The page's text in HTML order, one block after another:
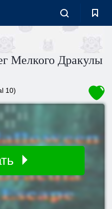
Мелкого Дракулы
10)